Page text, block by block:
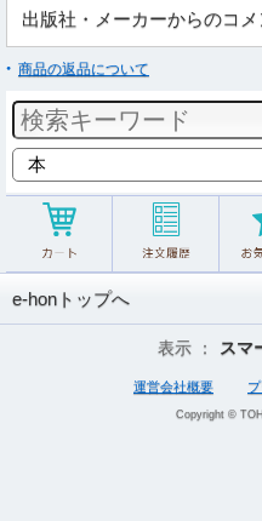
出版社・メーカーからのコメ
商品の返品について
e-honトップへ
表示 ： スマ
運営会社概要
Copyright ©